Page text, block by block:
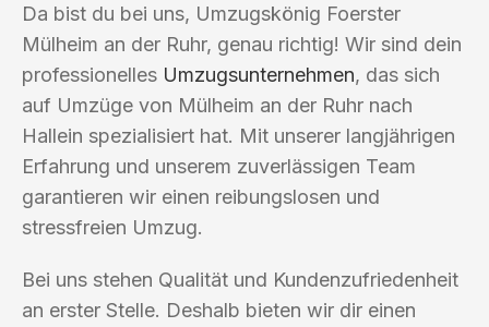
Da bist du bei uns, Umzugskönig Foerster
Mülheim an der Ruhr, genau richtig! Wir sind dein
professionelles Umzugsunternehmen, das sich
auf Umzüge von Mülheim an der Ruhr nach
Hallein spezialisiert hat. Mit unserer langjährigen
Erfahrung und unserem zuverlässigen Team
garantieren wir einen reibungslosen und
stressfreien Umzug.
Bei uns stehen Qualität und Kundenzufriedenheit
an erster Stelle. Deshalb bieten wir dir einen